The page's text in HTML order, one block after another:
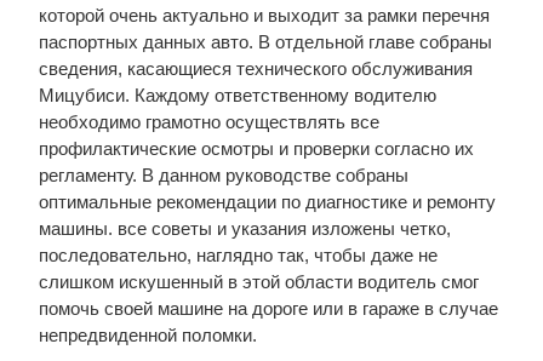
которой очень актуально и выходит за рамки перечня
паспортных данных авто. В отдельной главе собраны
сведения, касающиеся технического обслуживания
Мицубиси. Каждому ответственному водителю
необходимо грамотно осуществлять все
профилактические осмотры и проверки согласно их
регламенту. В данном руководстве собраны
оптимальные рекомендации по диагностике и ремонту
машины. все советы и указания изложены четко,
последовательно, наглядно так, чтобы даже не
слишком искушенный в этой области водитель смог
помочь своей машине на дороге или в гараже в случае
непредвиденной поломки.